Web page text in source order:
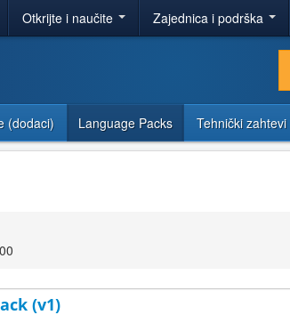
Otkrijte i naučite Zajednica i podrška
(dodaci) Language Packs Tehnički zahtevi
(v1)